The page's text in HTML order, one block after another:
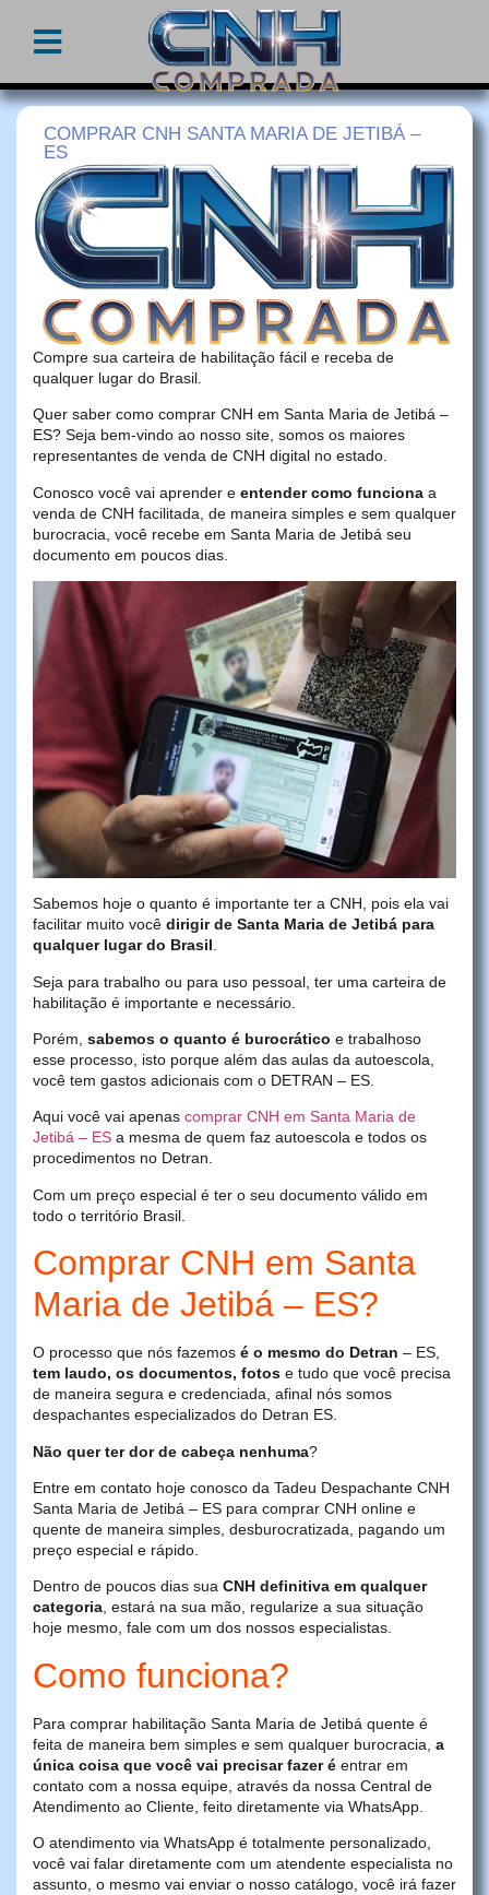
COMPRAR CNH SANTA MARIA DE JETIBÁ –
ES
Compre sua carteira de habilitação fácil e receba de
qualquer lugar do Brasil.
Quer saber como comprar CNH em Santa Maria de Jetibá –
ES? Seja bem-vindo ao nosso site, somos os maiores
representantes de venda de CNH digital no estado.
Conosco você vai aprender e entender como funciona a
venda de CNH facilitada, de maneira simples e sem qualquer
burocracia, você recebe em Santa Maria de Jetibá seu
documento em poucos dias.
Sabemos hoje o quanto é importante ter a CNH, pois ela vai
facilitar muito você dirigir de Santa Maria de Jetibá para
qualquer lugar do Brasil.
Seja para trabalho ou para uso pessoal, ter uma carteira de
habilitação é importante e necessário.
Porém, sabemos o quanto é burocrático e trabalhoso
esse processo, isto porque além das aulas da autoescola,
você tem gastos adicionais com o DETRAN – ES.
Aqui você vai apenas comprar CNH em Santa Maria de
Jetibá – ES a mesma de quem faz autoescola e todos os
procedimentos no Detran.
Com um preço especial é ter o seu documento válido em
todo o território Brasil.
Comprar CNH em Santa
Maria de Jetibá – ES?
O processo que nós fazemos é o mesmo do Detran – ES,
tem laudo, os documentos, fotos e tudo que você precisa
de maneira segura e credenciada, afinal nós somos
despachantes especializados do Detran ES.
Não quer ter dor de cabeça nenhuma?
Entre em contato hoje conosco da Tadeu Despachante CNH
Santa Maria de Jetibá – ES para comprar CNH online e
quente de maneira simples, desburocratizada, pagando um
preço especial e rápido.
Dentro de poucos dias sua CNH definitiva em qualquer
categoria, estará na sua mão, regularize a sua situação
hoje mesmo, fale com um dos nossos especialistas.
Como funciona?
Para comprar habilitação Santa Maria de Jetibá quente é
feita de maneira bem simples e sem qualquer burocracia, a
única coisa que você vai precisar fazer é entrar em
contato com a nossa equipe, através da nossa Central de
Atendimento ao Cliente, feito diretamente via WhatsApp.
O atendimento via WhatsApp é totalmente personalizado,
você vai falar diretamente com um atendente especialista no
assunto, o mesmo vai enviar o nosso catálogo, você irá fazer